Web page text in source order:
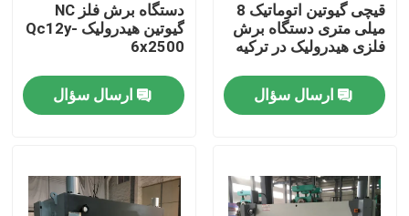
خانه
محصولات
دربارهی ما
قیچی گیوتین اتوماتیک 8
میلی متری دستگاه برش
فلزی هیدرولیک در ترکیه
ارسال سؤال
دستگاه برش فلز NC
گیوتین هیدرولیک Qc12y-
6x2500
ارسال سؤال